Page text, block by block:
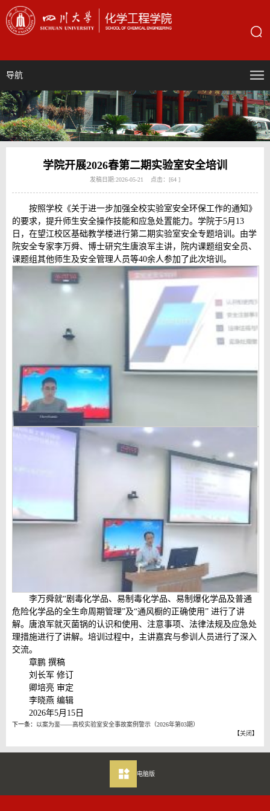
导航
学院开展2026春第二期实验室安全培训
发稿日期:2026-05-21 点击：[64 ]
按照学校《关于进一步加强全校实验室安全环保工作的通知》
的要求，提升师生安全操作技能和应急处置能力。学院于5月13
日，在望江校区基础教学楼进行第二期实验室安全专题培训。由学
院安全专家李万舜、博士研究生唐浪军主讲，院内课题组安全员、
课题组其他师生及安全管理人员等40余人参加了此次培训。
李万舜就“剧毒化学品、易制毒化学品、易制爆化学品及普通
危险化学品的全生命周期管理”及“通风橱的正确使用” 进行了讲
解。唐浪军就灭菌锅的认识和使用、注意事项、法律法规及应急处
理措施进行了讲解。培训过程中，主讲嘉宾与参训人员进行了深入
交流。
章鹏 撰稿
刘长军 修订
卿培亮 审定
李晓燕 编辑
2026年5月15日
下一条： 以案为鉴——高校实验室安全事故案例警示（2026年第03期）
【关闭 】
电脑版